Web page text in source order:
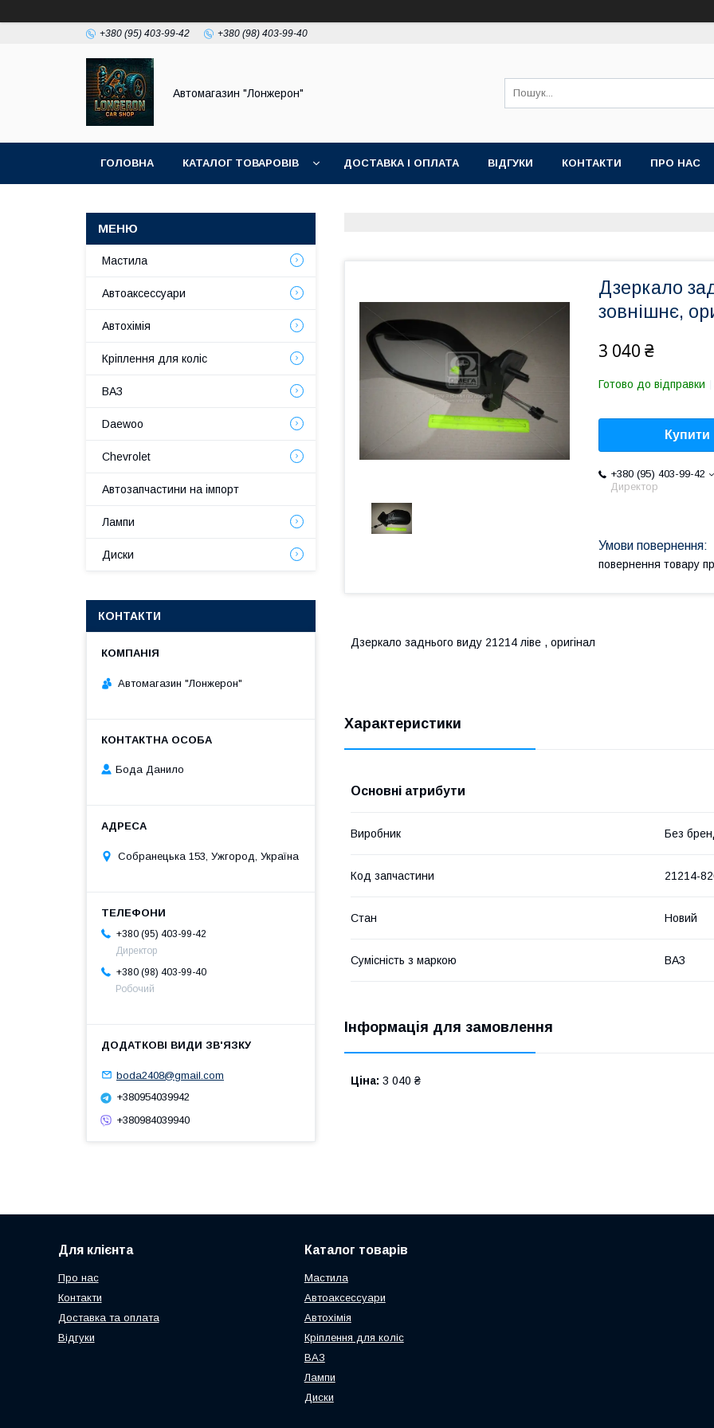
+380 (95) 403-99-42 +380 (98) 403-99-40
Автомагазин "Лонжерон"
ГОЛОВНА КАТАЛОГ ТОВАРОВІВ ДОСТАВКА І ОПЛАТА ВІДГУКИ КОНТАКТИ ПРО НАС
Дзеркало
зовнішнє,
3 040 ₴
Готово до відправки
Купити
+380 (95) 403-99-42
Директор
повернення товару
Дзеркало заднього виду 21214 ліве , оригінал
Характеристики
Основні атрибути
Виробник Без
Код запчастини 21214-
Стан Новий
Сумісність з маркою ВАЗ
Інформація для замовлення
Ціна: 3 040 ₴
Мастила
Автоаксессуари
Автохімія
Кріплення для коліс
ВАЗ
Daewoo
Chevrolet
Автозапчастини на імпорт
Лампи
Диски
КОНТАКТИ
Автомагазин "Лонжерон"
Бода Данило
Собранецька 153, Ужгород, Україна
+380 (95) 403-99-42
Директор
+380 (98) 403-99-40
Робочий
boda2408@gmail.com
+380954039942
+380984039940
Для клієнта
Про нас
Контакти
Доставка та оплата
Відгуки
Каталог товарів
Мастила
Автоаксессуари
Автохімія
Кріплення для коліс
ВАЗ
Лампи
Диски